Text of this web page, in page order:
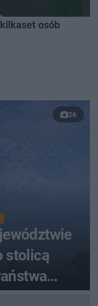
osób
26
stolicą
zna je